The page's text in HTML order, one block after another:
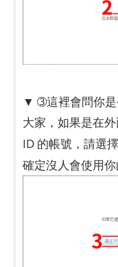
▼ ➂這裡會問你是
大家，如果是在
ID 的帳號，請選
確定沒人會使用